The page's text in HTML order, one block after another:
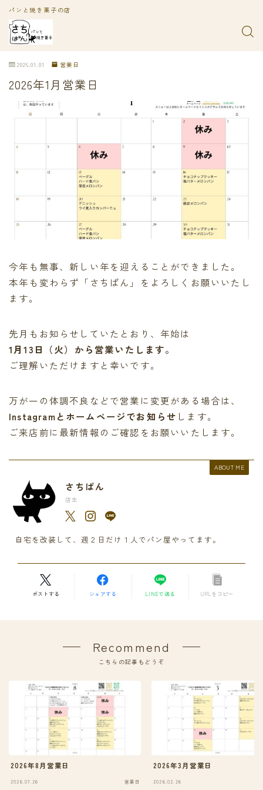
パンと焼き菓子の店
2026.01.01 営業日
2026年1月営業日
今年も無事、新しい年を迎えることができました。
本年も変わらず「さちぱん」をよろしくお願いいたし
ます。
先月もお知らせしていたとおり、年始は
1月13日（火）から営業いたします。
ご理解いただけますと幸いです。
万が一の体調不良などで営業に変更がある場合は、
Instagramとホームページでお知らせ します。
ご来店前に最新情報のご確認をお願いいたします。
ABOUT ME
さちぱん
店主
自宅を改装して、週２日だけ１人でパン屋やってます。
ポストする シェアする LINEで送る URLをコピー
Recommend
こちらの記事もどうぞ
2026年8月営業日
2026.07.26 営業日
2026年3月営業日
2026.02.26